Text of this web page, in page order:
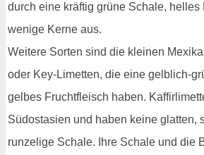
durch eine kräftig grüne Schale, helles
wenige Kerne aus.
Weitere Sorten sind die kleinen
oder Key-Limetten, die eine gelblich-
gelbes Fruchtfleisch haben.
Südostasien und haben keine glatten,
runzelige Schale. Ihre Schale und die